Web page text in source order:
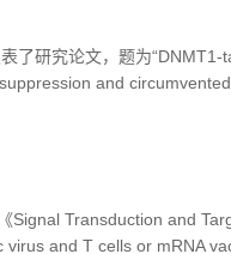
了研究论文，题为“DNMT1-
and
Signal Transduction and
and T cells or mRNA